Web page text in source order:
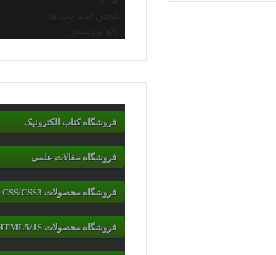
انجمن استارتاپ ها
نانو پروسسور
فروشگاه کتاب الکترونیک
فروشگاه مقالات علمی
فروشگاه محصولات CSS/CSS3
فروشگاه محصولات HTML5/JS